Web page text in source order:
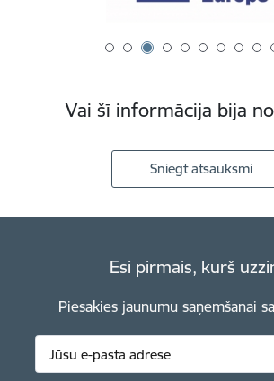
Vai šī informācija bija
Sniegt atsauksmi
Esi pirmais, kurš
Piesakies jaunumu saņemšanai